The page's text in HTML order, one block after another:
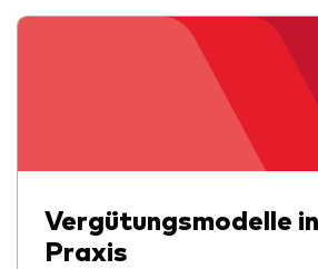
Vergütungsmodelle
Praxis